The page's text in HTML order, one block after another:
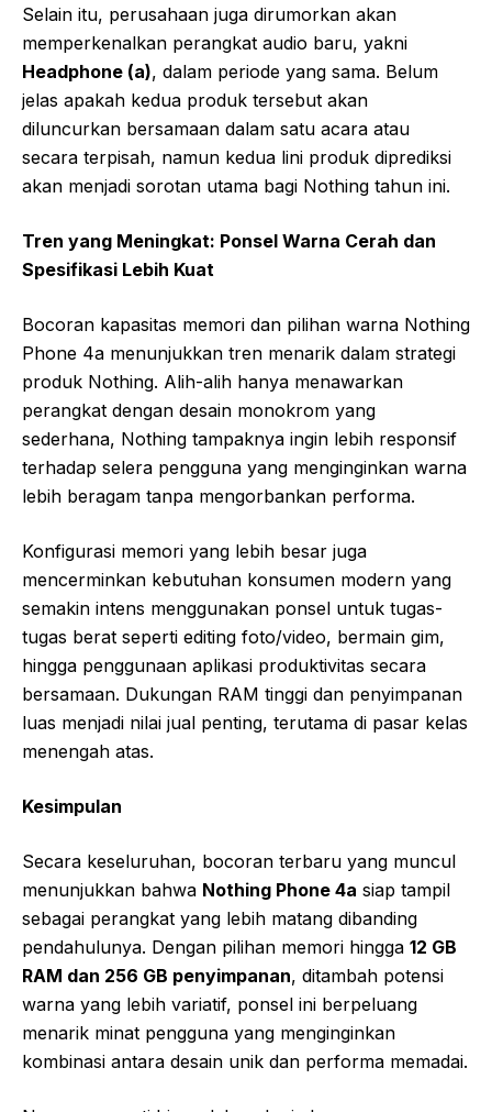
Selain itu, perusahaan juga dirumorkan akan
memperkenalkan perangkat audio baru, yakni
Headphone (a), dalam periode yang sama. Belum
jelas apakah kedua produk tersebut akan
diluncurkan bersamaan dalam satu acara atau
secara terpisah, namun kedua lini produk diprediksi
akan menjadi sorotan utama bagi Nothing tahun ini.
Tren yang Meningkat: Ponsel Warna Cerah dan
Spesifikasi Lebih Kuat
Bocoran kapasitas memori dan pilihan warna Nothing
Phone 4a menunjukkan tren menarik dalam strategi
produk Nothing. Alih-alih hanya menawarkan
perangkat dengan desain monokrom yang
sederhana, Nothing tampaknya ingin lebih responsif
terhadap selera pengguna yang menginginkan warna
lebih beragam tanpa mengorbankan performa.
Konfigurasi memori yang lebih besar juga
mencerminkan kebutuhan konsumen modern yang
semakin intens menggunakan ponsel untuk tugas-
tugas berat seperti editing foto/video, bermain gim,
hingga penggunaan aplikasi produktivitas secara
bersamaan. Dukungan RAM tinggi dan penyimpanan
luas menjadi nilai jual penting, terutama di pasar kelas
menengah atas.
Kesimpulan
Secara keseluruhan, bocoran terbaru yang muncul
menunjukkan bahwa Nothing Phone 4a siap tampil
sebagai perangkat yang lebih matang dibanding
pendahulunya. Dengan pilihan memori hingga 12 GB
RAM dan 256 GB penyimpanan, ditambah potensi
warna yang lebih variatif, ponsel ini berpeluang
menarik minat pengguna yang menginginkan
kombinasi antara desain unik dan performa memadai.